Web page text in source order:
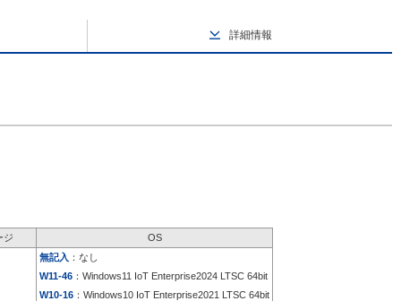
詳細情報
ジ OS
無記入 ：なし
W11-46 ：Windows11 IoT Enterprise2024 LTSC 64bit
W10-16 ：Windows10 IoT Enterprise2021 LTSC 64bit